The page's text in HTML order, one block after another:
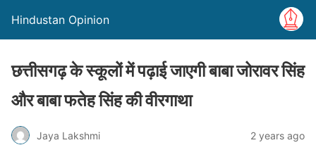
Hindustan Opinion
छत्तीसगढ़ के स्कूलों में पढ़ाई जाएगी बाबा जोरावर सिंह
और बाबा फतेह सिंह की वीरगाथा
Jaya Lakshmi 2 years ago